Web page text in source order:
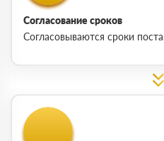
Согласование сроков
Согласовываются сроки